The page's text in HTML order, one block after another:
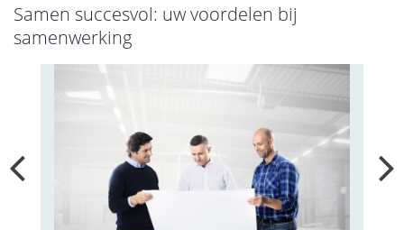
Samen succesvol: uw voordelen bij
samenwerking